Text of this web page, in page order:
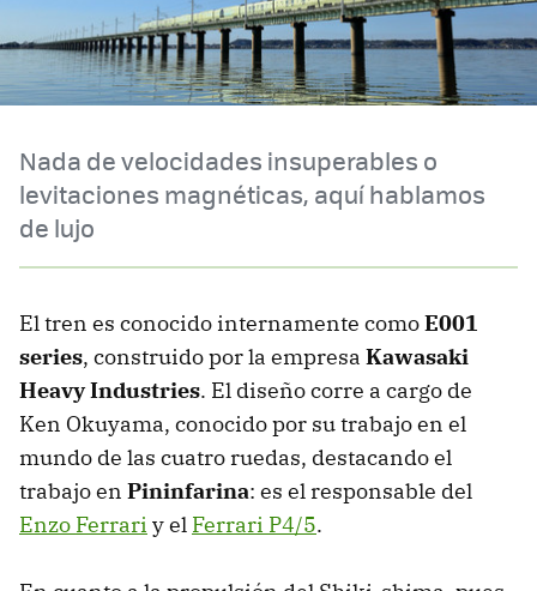
Nada de velocidades insuperables o
levitaciones magnéticas, aquí hablamos
de lujo
El tren es conocido internamente comoE001
series, construido por la empresa Kawasaki
Heavy Industries. El diseño corre a cargo de
Ken Okuyama, conocido por su trabajo en el
mundo de las cuatro ruedas, destacando el
trabajo en Pininfarina: es el responsable del
Enzo Ferrari y el Ferrari P4/5.